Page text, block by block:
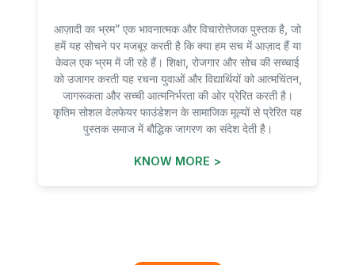
आज़ादी का भ्रम” एक भावनात्मक और विचारोत्तेजक पुस्तक है, जो
हमें यह सोचने पर मजबूर करती है कि क्या हम सच में आज़ाद हैं या
केवल एक भ्रम में जी रहे हैं। शिक्षा, रोजगार और सोच की सच्चाई
को उजागर करती यह रचना युवाओं और विद्यार्थियों को आत्मचिंतन,
जागरूकता और सच्ची आत्मनिर्भरता की ओर प्रेरित करती है।
कृतिम सोशल वेलफेयर फाउंडेशन के सामाजिक मूल्यों से प्रेरित यह
पुस्तक समाज में बौद्धिक जागरण का संदेश देती है।
KNOW MORE >